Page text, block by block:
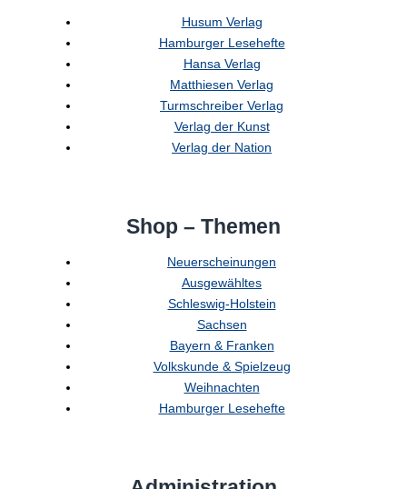
Husum Verlag
Hamburger Lesehefte
Hansa Verlag
Matthiesen Verlag
Turmschreiber Verlag
Verlag der Kunst
Verlag der Nation
Shop – Themen
Neuerscheinungen
Ausgewähltes
Schleswig-Holstein
Sachsen
Bayern & Franken
Volkskunde & Spielzeug
Weihnachten
Hamburger Lesehefte